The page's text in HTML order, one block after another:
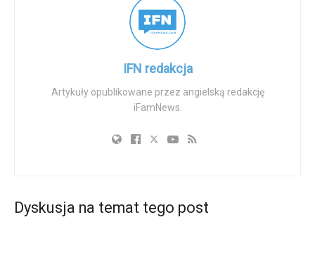
zatwierdzeniu szerszego dostępu do leku, którego
bezpieczeństwo jest na nowo poddawane analizie.
Zwrócił uwagę, że FDA równocześnie prowadzi badanie
bezpieczeństwa mifepristonu w warunkach
dostępną wersję, zanim ten przegląd w ogóle zostanie
kobiety i niewinne ludzkie życie na niepotrzebne ryzyko.
Biskup skrytykował również wcześniejszą deregulację
tego leku za rządów administracji Bidena, stwierdzając, że
IFN redakcja
Artykuły opublikowane przez angielską redakcję
iFamNews.
Dyskusja na temat tego post